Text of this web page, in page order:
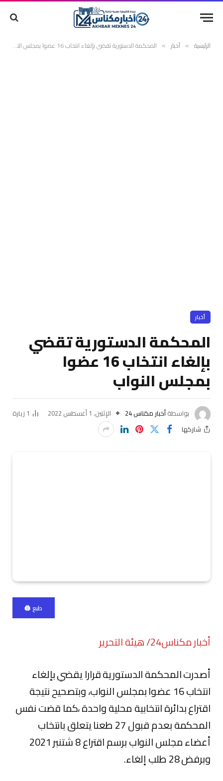
الرئيسية » أخبار » المحكمة الدستورية تقضي بإلغاء انتخاب 16 عضوا بمجلس النواب
أخبار
المحكمة الدستورية تقضي
بإلغاء انتخاب 16 عضوا
بمجلس النواب
بواسطةأخبار مكناس 24 الإثنين، 1 أغسطس 2022 1 زيارة
شاركها
طبع 🖨
أخبار مكناس24/ هيئة التحرير
أصدرت المحكمة الدستورية قرارا يقضي بإلغاء
انتخاب 16 عضوا بمجلس النواب، وبتصحيح نتيجة
اقتراع بدائرة انتخابية محلية واحدة ،كما قضت نفس
المحكمة بعدم قبول 27 طعنا يتعلق بانتخاب
أعضاء مجلس النواب برسم اقتراع 8 شتنبر 2021
وبرفض 28 طلب إلغاء.